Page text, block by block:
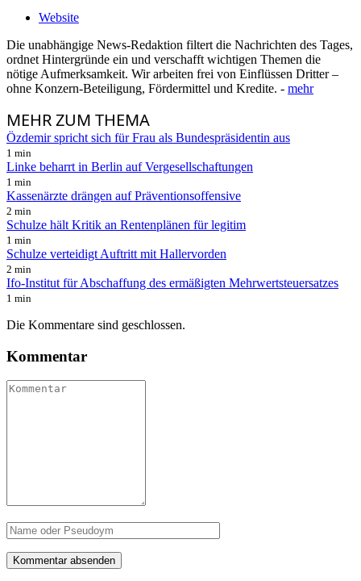
Website
Die unabhängige News-Redaktion filtert die Nachrichten des Tages,
ordnet Hintergründe ein und verschafft wichtigen Themen die
nötige Aufmerksamkeit. Wir arbeiten frei von Einflüssen Dritter –
ohne Konzern-Beteiligung, Fördermittel und Kredite. - mehr
MEHRZUM THEMA
Özdemir spricht sich für Frau als Bundespräsidentin aus
1 min
Linke beharrt in Berlin auf Vergesellschaftungen
1 min
Kassenärzte drängen auf Präventionsoffensive
2 min
Schulze hält Kritik an Rentenplänen für legitim
1 min
Schulze verteidigt Auftritt mit Hallervorden
2 min
Ifo-Institut für Abschaffung des ermäßigten Mehrwertsteuersatzes
1 min
Die Kommentare sind geschlossen.
Kommentar